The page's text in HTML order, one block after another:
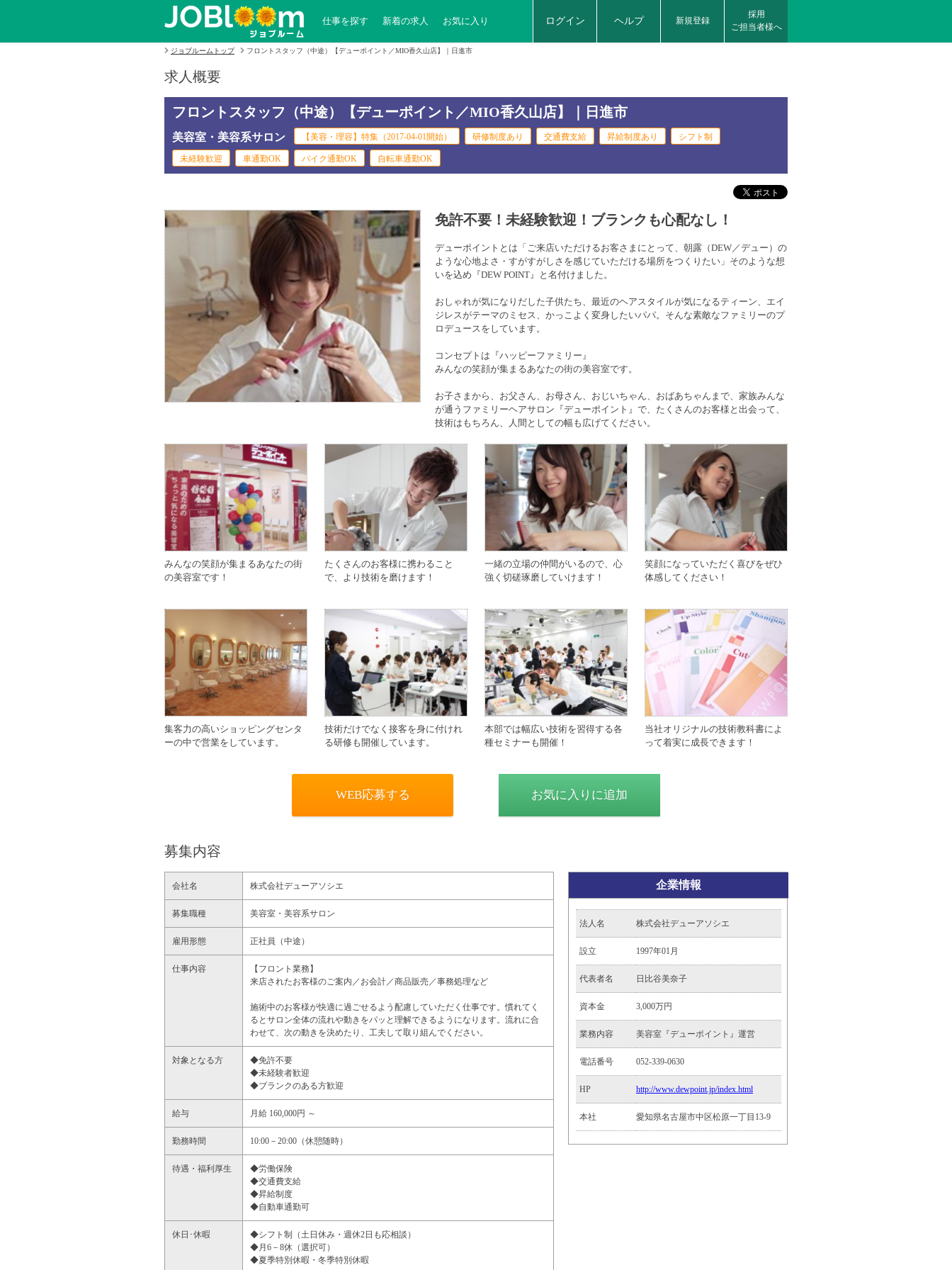
仕事を探す 新着の求人 お気に入り ログイン ヘルプ 新規登録
採用
ご担当者様へ
ジョブルームトップ フロントスタッフ（中途）【デューポイント／MIO香久山店】｜日進市
求人概要
フロントスタッフ（中途）【デューポイント／MIO香久山店】｜日進市
美容室・美容系サロン 【美容・理容】特集（2017-04-01開始） 研修制度あり 交通費支給 昇給制度あり シフト制
未経験歓迎 車通勤OK バイク通勤OK 自転車通勤OK
免許不要！未経験歓迎！ブランクも心配なし！
デューポイントとは「ご来店いただけるお客さまにとって、朝露（DEW／デュー）の
ような心地よさ・すがすがしさを感じていただける場所をつくりたい」そのような想
いを込め『DEW POINT』と名付けました。
おしゃれが気になりだした子供たち、最近のヘアスタイルが気になるティーン、エイ
ジレスがテーマのミセス、かっこよく変身したいパパ。そんな素敵なファミリーのプ
ロデュースをしています。
コンセプトは『ハッピーファミリー』
みんなの笑顔が集まるあなたの街の美容室です。
お子さまから、お父さん、お母さん、おじいちゃん、おばあちゃんまで、家族みんな
が通うファミリーヘアサロン『デューポイント』で、たくさんのお客様と出会って、
技術はもちろん、人間としての幅も広げてください。
みんなの笑顔が集まるあなたの街
の美容室です！
たくさんのお客様に携わること
で、より技術を磨けます！
一緒の立場の仲間がいるので、心
強く切磋琢磨していけます！
笑顔になっていただく喜びをぜひ
体感してください！
集客力の高いショッピングセンタ
ーの中で営業をしています。
技術だけでなく接客を身に付けれ
る研修も開催しています。
本部では幅広い技術を習得する各
種セミナーも開催！
当社オリジナルの技術教科書によ
って着実に成長できます！
WEB応募する お気に入りに追加
募集内容
会社名 株式会社デューアソシエ
募集職種 美容室・美容系サロン
雇用形態 正社員（中途）
仕事内容
【フロント業務】
来店されたお客様のご案内／お会計／商品販売／事務処理など
施術中のお客様が快適に過ごせるよう配慮していただく仕事です。慣れてく
るとサロン全体の流れや動きをパッと理解できるようになります。流れに合
わせて、次の動きを決めたり、工夫して取り組んでください。
対象となる方
◆免許不要
◆未経験者歓迎
◆ブランクのある方歓迎
給与 月給 160,000円 ～
勤務時間 10:00－20:00（休憩随時）
待遇・福利厚生
◆労働保険
◆交通費支給
◆昇給制度
◆自動車通勤可
休日･休暇
◆シフト制（土日休み・週休2日も応相談）
◆月6－8休（選択可）
◆夏季特別休暇・冬季特別休暇
企業情報
法人名 株式会社デューアソシエ
設立 1997年01月
代表者名 日比谷美奈子
資本金 3,000万円
業務内容 美容室『デューポイント』運営
電話番号 052-339-0630
HP http://www.dewpoint.jp/index.html
本社 愛知県名古屋市中区松原一丁目13-9